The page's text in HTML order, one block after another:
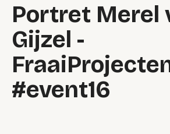
Portret Merel
Gijzel -
#event16